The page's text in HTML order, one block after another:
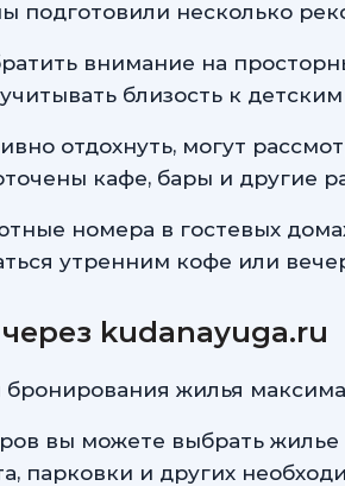
подготовили несколько
внимание на
близость к
отдохнуть, могут
кафе, бары и другие
номера в гостевых
утренним кофе или
kudanayuga.ru
бронирования жилья
вы можете выбрать жилье
парковки и других